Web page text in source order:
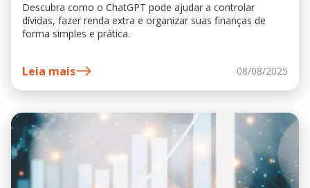
Descubra como o ChatGPT pode ajudar a controlar
dívidas, fazer renda extra e organizar suas finanças de
forma simples e prática.
Leia mais 08/08/2025